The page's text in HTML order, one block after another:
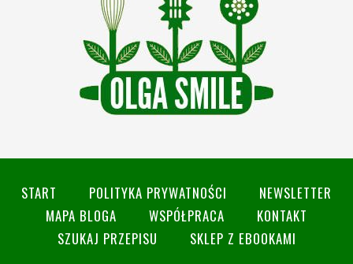
START POLITYKA PRYWATNOŚCI
NEWSLETTER
MAPA BLOGA
WSPÓŁPRACA
KONTAKT
SZUKAJ PRZEPISU
SKLEP Z EBOOKAMI